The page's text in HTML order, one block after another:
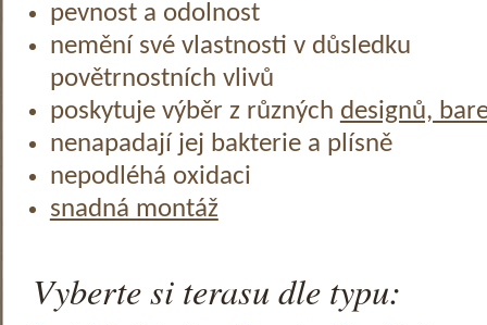
pevnost a odolnost
nemění své vlastnosti v důsledku
povětrnostních vlivů
poskytuje výběr z různých designů,
nenapadají jej bakterie a plísně
nepodléhá oxidaci
snadná montáž
Vyberte si terasu dle typu: